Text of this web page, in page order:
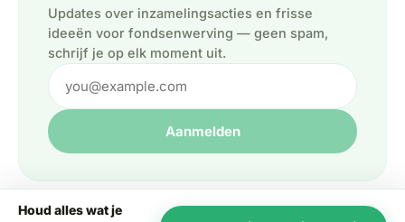
Updates over inzamelingsacties en frisse
ideeën voor fondsenwerving — geen spam,
schrijf je op elk moment uit.
Aanmelden
Houd alles wat je